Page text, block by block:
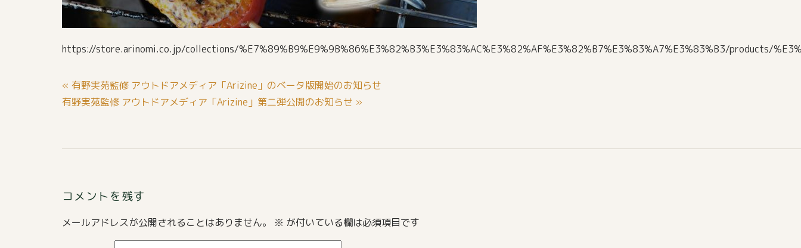
https://store.arinomi.co.jp/collections/%E7%89%B9%E9%9B%86%E3%82%B3%E3%83%AC%E3%82%AF%E3%82%B7%E3%83%A7%E3%83%B3/products/
投
稿
シ
ョ
ン
« 有野実苑監修 アウトドアメディア「Arizine」のベータ版開始のお知らせ
有野実苑監修 アウトドアメディア「Arizine」第二弾公開のお知らせ »
コメントを残す
メールアドレスが公開されることはありません。 ※ が付いている欄は必須項目です